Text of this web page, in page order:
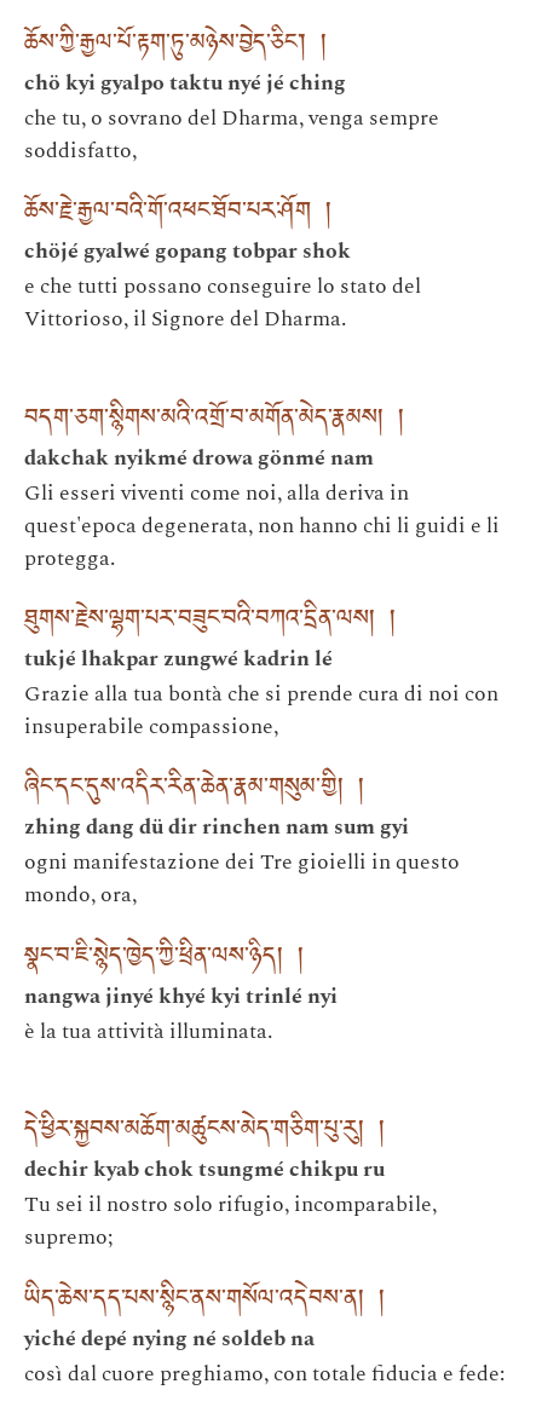
ཆོས་ཀྱི་རྒྱལ་པོ་རྟག་ཏུ་མཉེས་བྱེད་ཅིང་། །
chö kyi gyalpo taktu nyé jé ching
che tu, o sovrano del Dharma, venga sempre
soddisfatto,
ཆོས་རྗེ་རྒྱལ་བའི་གོ་འཕང་ཐོབ་པར་ཤོག །
chöjé gyalwé gopang tobpar shok
e che tutti possano conseguire lo stato del
Vittorioso, il Signore del Dharma.
བདག་ཅག་སྙིགས་མའི་འགྲོ་བ་མགོན་མེད་རྣམས། །
dakchak nyikmé drowa gönmé nam
Gli esseri viventi come noi, alla deriva in
quest'epoca degenerata, non hanno chi li guidi e li
protegga.
ཐུགས་རྗེས་ལྷག་པར་བཟུང་བའི་བཀའ་དྲིན་ལས། །
tukjé lhakpar zungwé kadrin lé
Grazie alla tua bontà che si prende cura di noi con
insuperabile compassione,
ཞིང་དང་དུས་འདིར་རིན་ཆེན་རྣམ་གསུམ་གྱི། །
zhing dang dü dir rinchen nam sum gyi
ogni manifestazione dei Tre gioielli in questo
mondo, ora,
སྣང་བ་ཇི་སྙེད་ཁྱེད་ཀྱི་ཕྲིན་ལས་ཉིད། །
nangwa jinyé khyé kyi trinlé nyi
è la tua attività illuminata.
དེ་ཕྱིར་སྐྱབས་མཆོག་མཚུངས་མེད་གཅིག་པུ་རུ། །
dechir kyab chok tsungmé chikpu ru
Tu sei il nostro solo rifugio, incomparabile,
supremo;
ཡིད་ཆེས་དད་པས་སྙིང་ནས་གསོལ་འདེབས་ན། །
yiché depé nying né soldeb na
così dal cuore preghiamo, con totale fiducia e fede: